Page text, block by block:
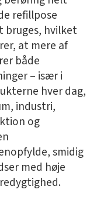
refillpose
bruges, hvilket
at mere af
både
– især i
hver dag,
industri,
og
smidig
med høje